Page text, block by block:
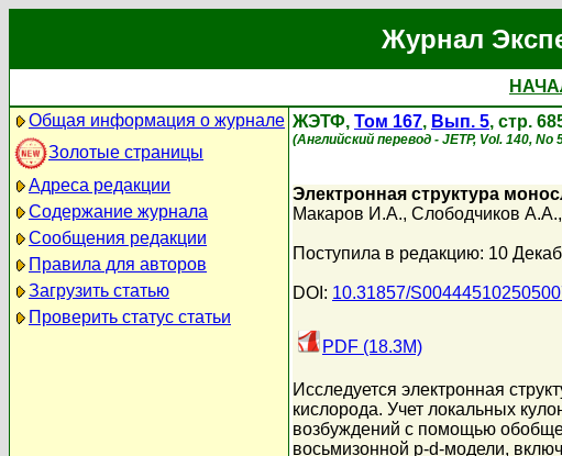
Журнал
Общая информация о журнале
Золотые страницы
Адреса редакции
Содержание журнала
Сообщения редакции
Правила для авторов
Загрузить статью
Проверить статус статьи
ЖЭТФ, Том 167, Вып. 5, стр.
(Английский перевод - JETP, Vol. 140,
Электронная структура
Макаров И.А., Слободчиков А.А.,
Поступила в редакцию: 10
DOI: 10.31857/
PDF (18.3M)
Исследуется электронная
кислорода. Учет локальных
возбуждений с помощью
восьмизонной p-d-модели,